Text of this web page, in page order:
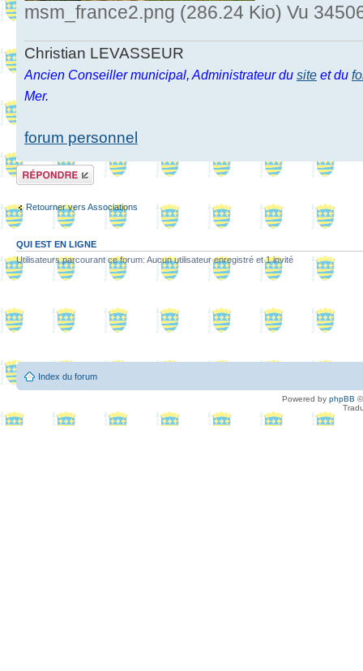
msm_france2.png (286.24 Kio) Vu
Christian LEVASSEUR
Ancien Conseiller municipal, Administrateur du site et du
Mer.
forum personnel
Répondre
Retourner vers Associations
QUI EST EN LIGNE
Utilisateurs parcourant ce forum: Aucun utilisateur enregistré et 1 invité
Index du forum
Powered by phpBB